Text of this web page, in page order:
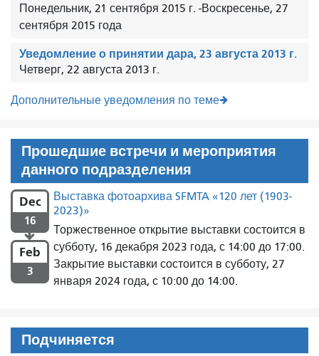
Понедельник, 21 сентября 2015 г. -Воскресенье, 27
сентября 2015 года
Уведомление о принятии дара, 23 августа 2013 г.
Четверг, 22 августа 2013 г.
Дополнительные уведомления по теме
Прошедшие встречи и мероприятия
данного подразделения
Dec
16

Feb
3
Выставка фотоархива SFMTA «120 лет (1903-
2023)»
Торжественное открытие выставки состоится в
субботу, 16 декабря 2023 года, с 14:00 до 17:00.
Закрытие выставки состоится в субботу, 27
января 2024 года, с 10:00 до 14:00.
Подчиняется